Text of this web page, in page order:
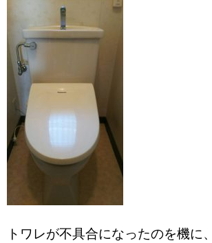
トワレが不具合になったのを機に